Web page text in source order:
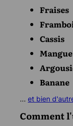
Fraises
Cassis
Mangue
Banane
... et bien
Comment